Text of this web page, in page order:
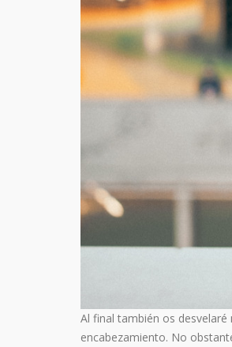
Al final también os
encabezamiento. No